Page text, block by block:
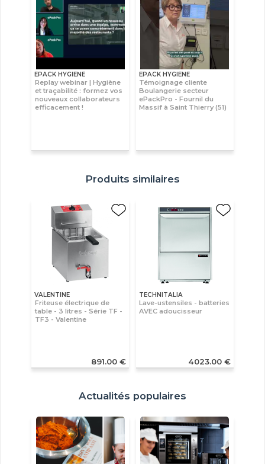
EPACK HYGIENE
Replay webinar | Hygiène
et traçabilité : formez vos
nouveaux collaborateurs
efficacement !
EPACK HYGIENE
Témoignage cliente
Boulangerie secteur
ePackPro - Fournil du
Massif à Saint Thierry (51)
Produits similaires
VALENTINE
Friteuse électrique de
table - 3 litres - Série TF -
TF3 - Valentine
891.00 €
TECHNITALIA
Lave-ustensiles - batteries
AVEC adoucisseur
4023.00 €
Actualités populaires